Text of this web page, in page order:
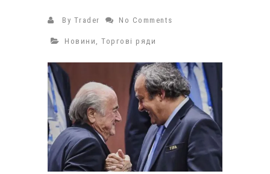
By Trader No Comments
Новини , Торгові ряди